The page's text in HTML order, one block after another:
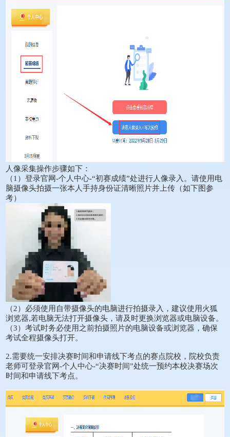
人像采集操作步骤如下：
（1）登录官网-个人中心-“初赛成绩”处进行人像录入。请使用电
脑摄像头拍摄一张本人手持身份证清晰照片并上传（如下图参
考）
（2）必须使用自带摄像头的电脑进行拍摄录入，建议使用火狐
浏览器,若电脑无法打开摄像头，请及时更换浏览器或电脑设备。
（3）考试时务必使用之前拍摄照片的电脑设备或浏览器，确保
考试全程摄像头打开。
2.需要统一安排决赛时间和申请线下考点的赛点院校，院校负责
老师可登录官网-个人中心-“决赛时间”处统一预约本校决赛场次
时间和申请线下考点。